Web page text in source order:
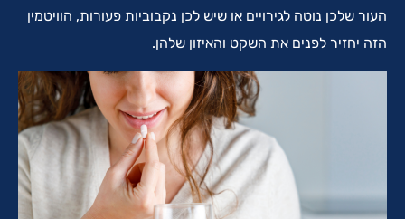
העור שלכן נוטה לגירויים או שיש לכן נקבוביות פעורות, הוויטמין
הזה יחזיר לפנים את השקט והאיזון שלהן.